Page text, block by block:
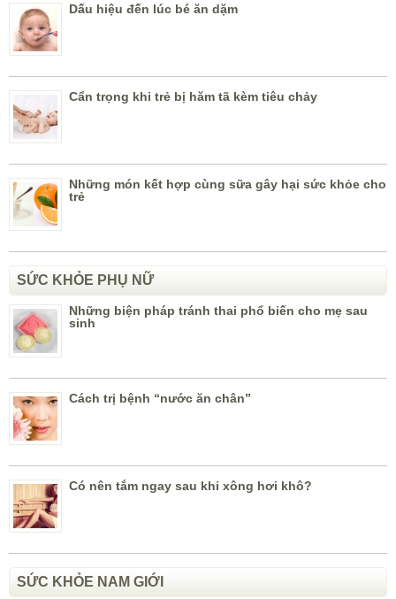
Dấu hiệu đến lúc bé ăn dặm
Cẩn trọng khi trẻ bị hăm tã kèm tiêu chảy
Những món kết hợp cùng sữa gây hại sức khỏe cho
trẻ
SỨC KHỎE PHỤ NỮ
Những biện pháp tránh thai phổ biến cho mẹ sau
sinh
Cách trị bệnh “nước ăn chân”
Có nên tắm ngay sau khi xông hơi khô?
SỨC KHỎE NAM GIỚI